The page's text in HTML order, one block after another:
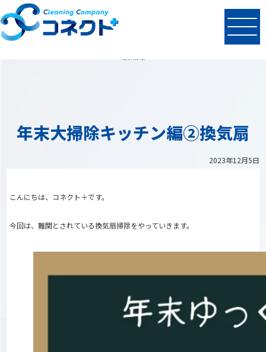
NEWS
年末大掃除キッチン編②換気扇
2023年12月5日
こんにちは、コネクト＋です。
今回は、難関とされている換気扇掃除をやっていきます。